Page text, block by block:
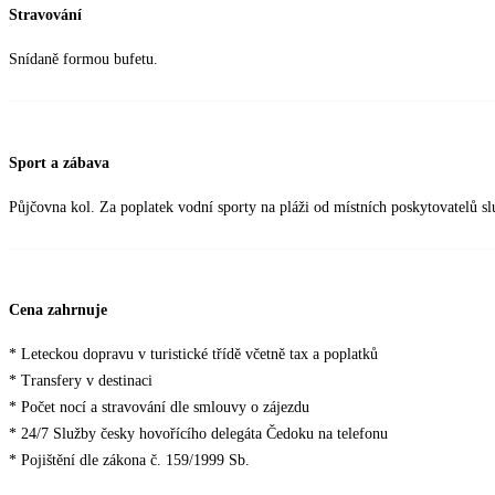
Stravování
Snídaně formou bufetu.
Sport a zábava
Půjčovna kol. Za poplatek vodní sporty na pláži od místních poskytovatelů
Cena zahrnuje
* Leteckou dopravu v turistické třídě včetně tax a poplatků
* Transfery v destinaci
* Počet nocí a stravování dle smlouvy o zájezdu
* 24/7 Služby česky hovořícího delegáta Čedoku na telefonu
* Pojištění dle zákona č. 159/1999 Sb.